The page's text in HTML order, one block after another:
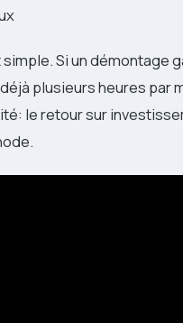
Si un démontage
plusieurs heures par
le retour sur